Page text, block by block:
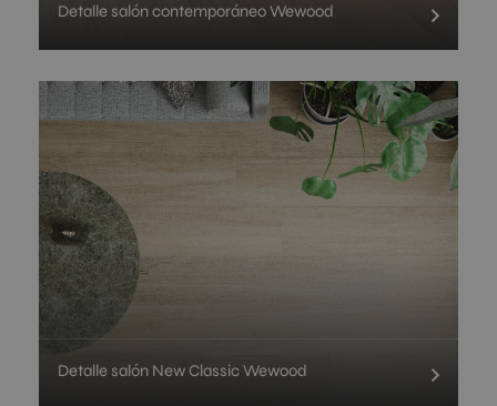
Detalle salón contemporáneo Wewood
Detalle salón New Classic Wewood